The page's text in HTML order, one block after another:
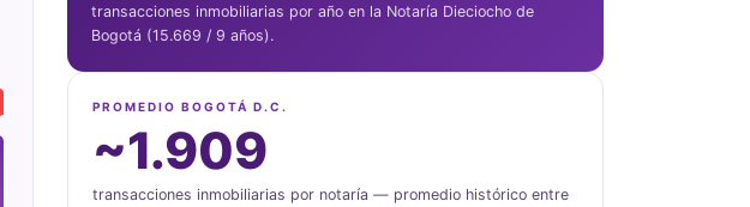
transacciones inmobiliarias por año en la Notaría Dieciocho de
Bogotá (15.669 / 9 años).
PROMEDIO BOGOTÁ D.C.
~1.909
transacciones inmobiliarias por notaría — promedio histórico entre